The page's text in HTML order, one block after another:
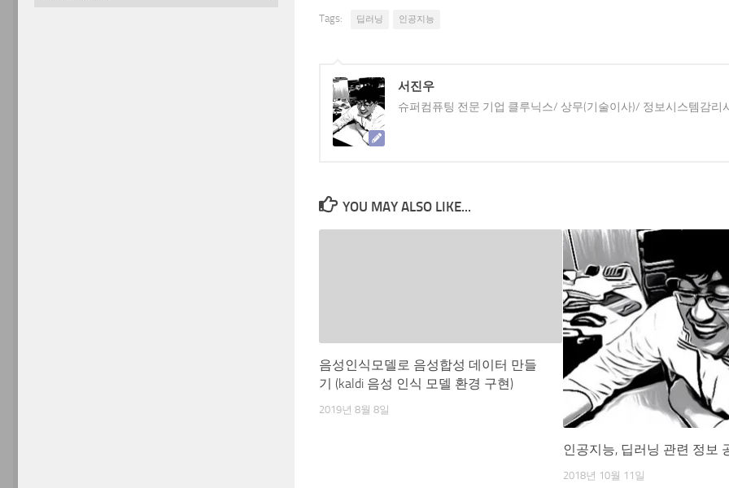
Tags: 딥러닝 인공지능
서진우
슈퍼컴퓨팅 전문 기업 클루닉스/ 상무(기술이사)/ 정보시스템감리
YOU MAY ALSO LIKE...
음성인식모델로 음성합성 데이터 만들
기 (kaldi 음성 인식 모델 환경 구현)
2019년 8월 8일
인공지능, 딥러닝 관련 정보
2018년 10월 11일